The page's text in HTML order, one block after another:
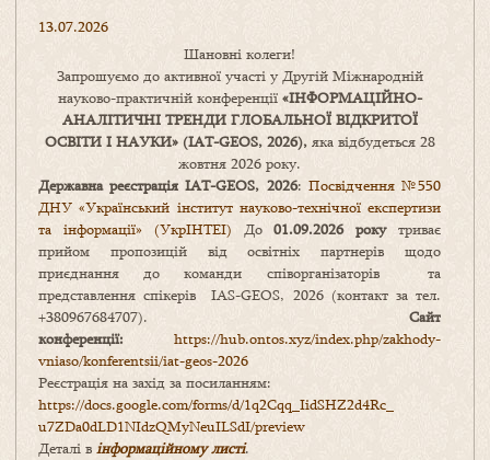
13.07.2026
Шановні колеги!
Запрошуємо до активної участі у Другій Міжнародній
науково-практичній конференції «ІНФОРМАЦІЙНО-
АНАЛІТИЧНІ ТРЕНДИ ГЛОБАЛЬНОЇ ВІДКРИТОЇ
ОСВІТИ І НАУКИ» (IAT-GEOS, 2026),яка відбудеться 28
жовтня 2026 року.
Державна реєстрація IAT-GEOS, 2026: Посвідчення №550
ДНУ «Український інститут науково-технічної експертизи
та інформації» (УкрІНТЕІ) До01.09.2026 рокутриває
прийом пропозицій від освітніх партнерів щодо
приєднання до команди співорганізаторів та
представлення спікерів IAS-GEOS, 2026 (контакт за тел.
+380967684707). Сайт
конференції: https://hub.ontos.xyz/index.php/zakhody-
vniaso/konferentsii/iat-geos-2026
Реєстрація на захід за посиланням:
https://docs.google.com/forms/d/1q2Cqq_IidSHZ2d4Rc_
u7ZDa0dLD1NIdzQMyNeuILSdI/preview
Деталі в інформаційному листі.